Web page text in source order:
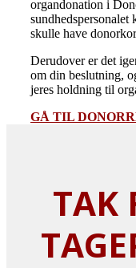
organdonation i
sundhedspersonalet
skulle have
Derudover er det
om din beslutning,
jeres holdning til
GÅ TIL
TAK